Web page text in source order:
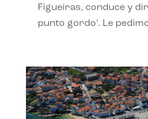
Figueiras, conduce y
punto gordo’. Le